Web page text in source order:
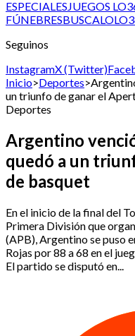
ESPECIALESJUEGOS
FÚNEBRESBUSCALO
Seguinos
InstagramX (Twitter)
Inicio>Deportes>
un triunfo de ganar el
Deportes
Argentino
quedó a un
de basquet
En el inicio de la final del
Primera División que
(APB), Argentino se puso
Rojas por 88 a 68 en el
El partido se disputó en...